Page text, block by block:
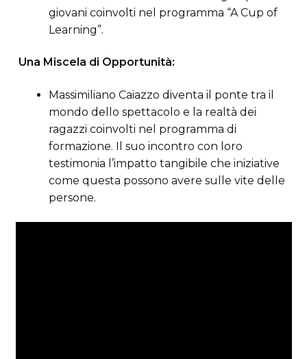
giovani coinvolti nel programma “A Cup of
Learning”.
Una Miscela di Opportunità:
Massimiliano Caiazzo diventa il ponte tra il
mondo dello spettacolo e la realtà dei
ragazzi coinvolti nel programma di
formazione. Il suo incontro con loro
testimonia l’impatto tangibile che iniziative
come questa possono avere sulle vite delle
persone.